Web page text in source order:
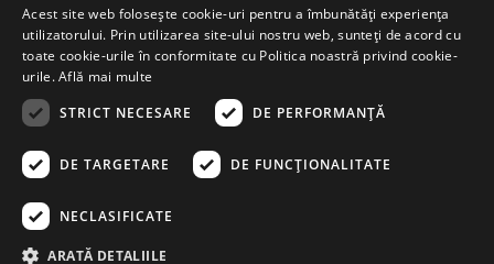
© copyright 2026. sweetgarden.ro
Toate drepturile rezervate. Reproducerea integrală sau parţială a
textelor sau a ilustraţiilor din orice pagină a site-ului
www.sweetgarden.ro este posibilă numai cu acordul prealabil
pedepseşte conform legii. Eventualele încălcări ale dreptului de
autor, vă rugăm să ne comunicaţi la adresa de e.mail:
info@sweetgarden.ro
ROMANIAN
HUNGARIAN
Acest site web folosește cookie-uri pentru a îmbunătăți experiența
utilizatorului. Prin utilizarea site-ului nostru web, sunteți de acord cu
toate cookie-urile în conformitate cu Politica noastră privind cookie-
urile.Află mai multe
STRICT NECESARE
DE PERFORMANȚĂ
DE TARGETARE DE FUNCŢIONALITATE
NECLASIFICATE
ARATĂ DETALIILE